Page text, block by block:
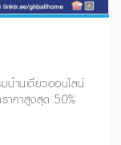
บ้านเดี่ยวออนไลน์
คาสูงสุด 50%